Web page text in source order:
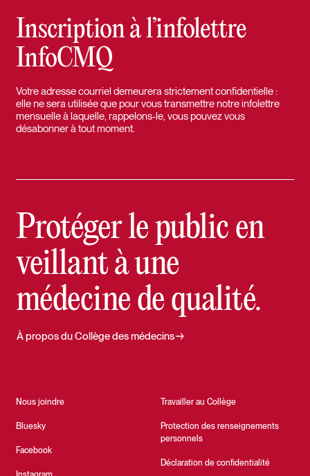
Inscription à l’infolettre
InfoCMQ
Votre adresse courriel demeurera strictement confidentielle :
elle ne sera utilisée que pour vous transmettre notre infolettre
mensuelle à laquelle, rappelons-le, vous pouvez vous
désabonner à tout moment.
Protéger le public en
veillant à une
médecine de qualité.
Nous joindre
Bluesky
Facebook
Travailler au Collège
Protection des renseignements
personnels
Déclaration de confidentialité
À propos du Collège des médecins